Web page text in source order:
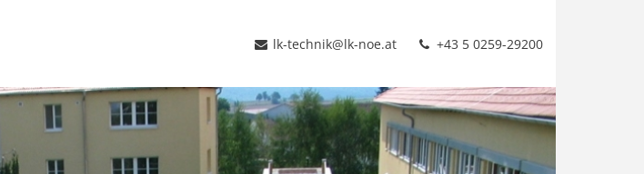
lk-technik@lk-noe.at +43 5 0259-29200